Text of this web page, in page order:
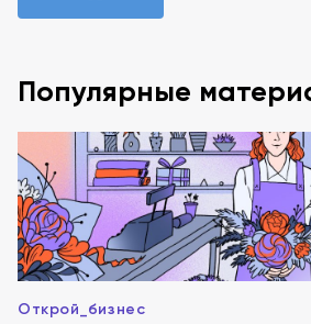
Популярные
Открой_бизнес